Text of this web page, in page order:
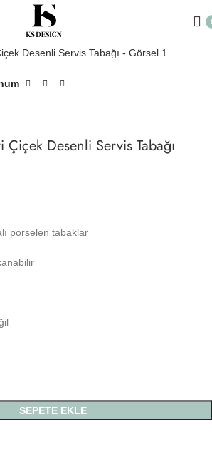
Desenli Servis Tabağı
porselen tabaklar
SEPETE EKLE